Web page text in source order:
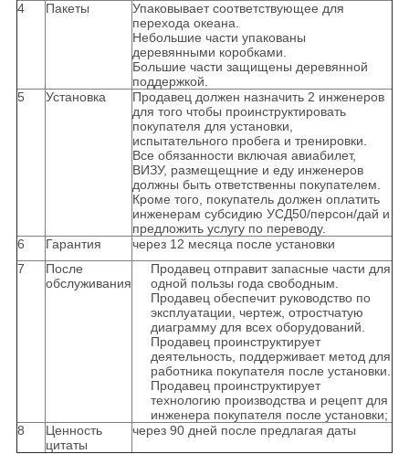
4
Пакеты
Упаковывает соответствующее для
перехода океана.
Небольшие части упакованы
деревянными коробками.
Большие части защищены деревянной
поддержкой.
5
Установка
Продавец должен назначить 2 инженеров
для того чтобы проинструктировать
покупателя для установки,
испытательного пробега и тренировки.
Все обязанности включая авиабилет,
ВИЗУ, размещещние и еду инженеров
должны быть ответственны покупателем.
Кроме того, покупатель должен оплатить
инженерам субсидию УСД50/персон/дай и
предложить услугу по переводу.
6
Гарантия
через 12 месяца после установки
7
После
обслуживания
Продавец отправит запасные части для
одной пользы года свободным.
Продавец обеспечит руководство по
эксплуатации, чертеж, отростчатую
диаграмму для всех оборудований.
Продавец проинструктирует
деятельность, поддерживает метод для
работника покупателя после установки.
Продавец проинструктирует
технологию производства и рецепт для
инженера покупателя после установки;
8
Ценность
цитаты
через 90 дней после предлагая даты